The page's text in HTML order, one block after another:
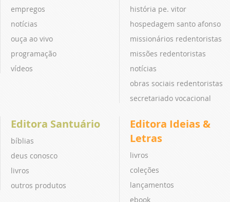
empregos
notícias
ouça ao vivo
programação
vídeos
história pe. vitor
hospedagem santo afonso
missionários redentoristas
missões redentoristas
notícias
obras sociais redentoristas
secretariado vocacional
Editora Santuário
bíblias
deus conosco
livros
outros produtos
Editora Ideias &
Letras
livros
coleções
lançamentos
ebook